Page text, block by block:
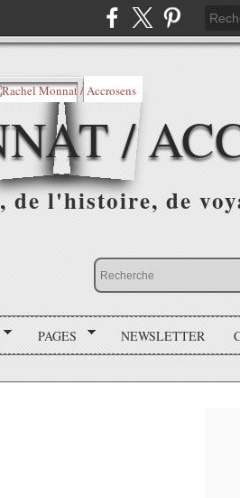
/
de l'histoire, de
PAGES NEWSLETTER